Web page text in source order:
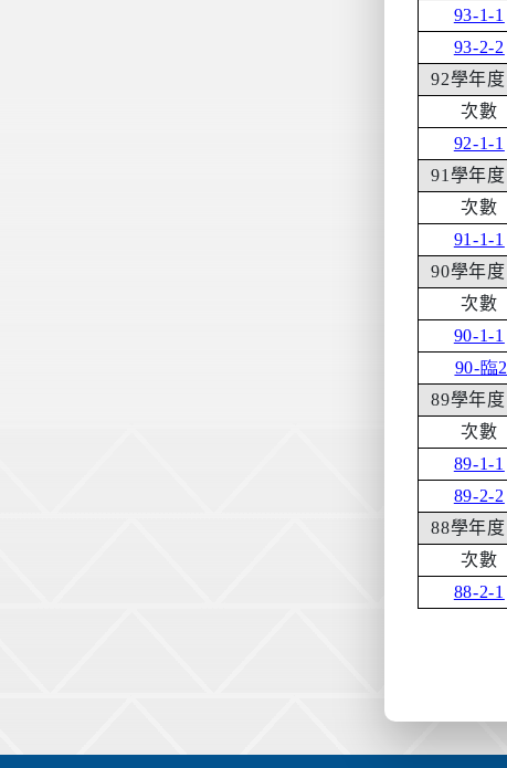
93-1-1
93-2-2
92學年度
次數
92-1-1
91 學年度
次數
91-1-1
90學年度
次數
90-1-1
90-臨2
89學年度
次數
89-1-1
89-2-2
88學年度
次數
88-2-1